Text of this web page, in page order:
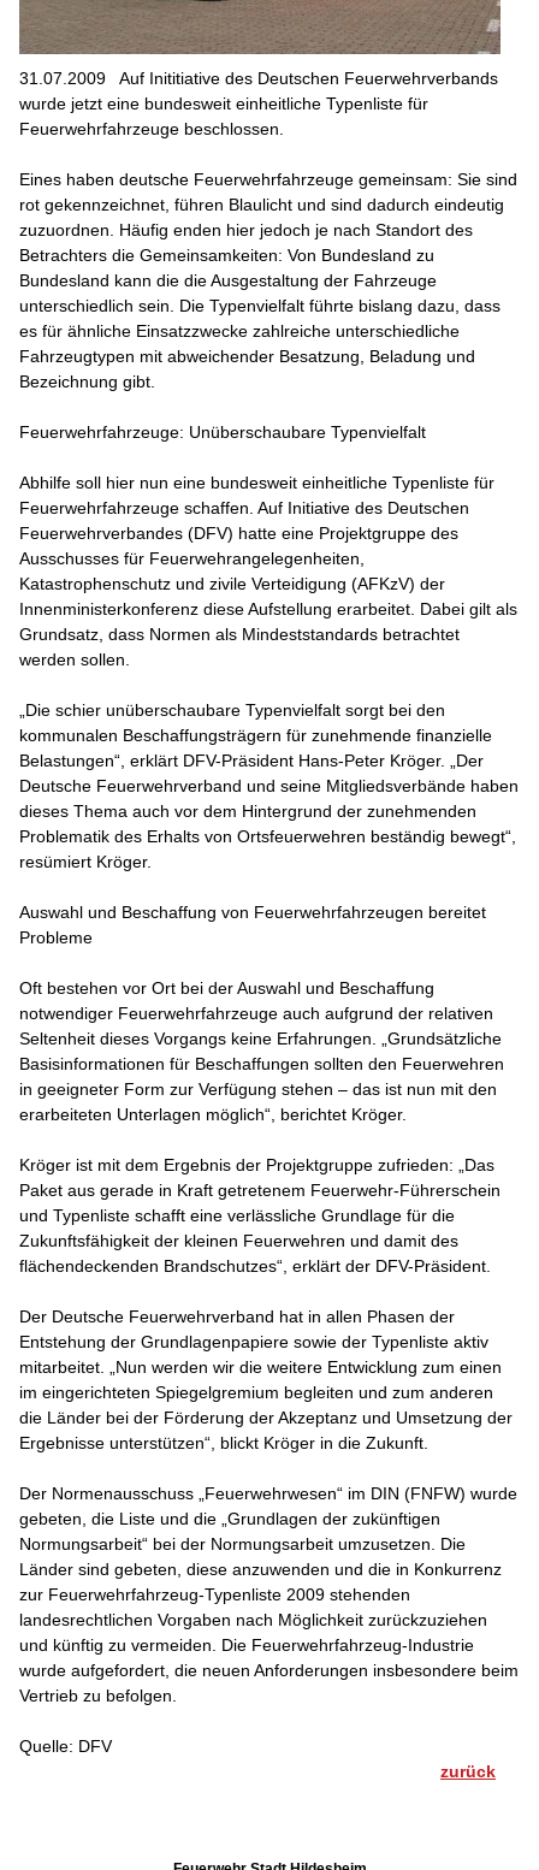
31.07.2009 Auf Inititiative des Deutschen Feuerwehrverbands
wurde jetzt eine bundesweit einheitliche Typenliste für
Feuerwehrfahrzeuge beschlossen.
Eines haben deutsche Feuerwehrfahrzeuge gemeinsam: Sie sind
rot gekennzeichnet, führen Blaulicht und sind dadurch eindeutig
zuzuordnen. Häufig enden hier jedoch je nach Standort des
Betrachters die Gemeinsamkeiten: Von Bundesland zu
Bundesland kann die die Ausgestaltung der Fahrzeuge
unterschiedlich sein. Die Typenvielfalt führte bislang dazu, dass
es für ähnliche Einsatzzwecke zahlreiche unterschiedliche
Fahrzeugtypen mit abweichender Besatzung, Beladung und
Bezeichnung gibt.
Feuerwehrfahrzeuge: Unüberschaubare Typenvielfalt
Abhilfe soll hier nun eine bundesweit einheitliche Typenliste für
Feuerwehrfahrzeuge schaffen. Auf Initiative des Deutschen
Feuerwehrverbandes (DFV) hatte eine Projektgruppe des
Ausschusses für Feuerwehrangelegenheiten,
Katastrophenschutz und zivile Verteidigung (AFKzV) der
Innenministerkonferenz diese Aufstellung erarbeitet. Dabei gilt als
Grundsatz, dass Normen als Mindeststandards betrachtet
werden sollen.
„Die schier unüberschaubare Typenvielfalt sorgt bei den
kommunalen Beschaffungsträgern für zunehmende finanzielle
Belastungen“, erklärt DFV-Präsident Hans-Peter Kröger. „Der
Deutsche Feuerwehrverband und seine Mitgliedsverbände haben
dieses Thema auch vor dem Hintergrund der zunehmenden
Problematik des Erhalts von Ortsfeuerwehren beständig bewegt“,
resümiert Kröger.
Auswahl und Beschaffung von Feuerwehrfahrzeugen bereitet
Probleme
Oft bestehen vor Ort bei der Auswahl und Beschaffung
notwendiger Feuerwehrfahrzeuge auch aufgrund der relativen
Seltenheit dieses Vorgangs keine Erfahrungen. „Grundsätzliche
Basisinformationen für Beschaffungen sollten den Feuerwehren
in geeigneter Form zur Verfügung stehen – das ist nun mit den
erarbeiteten Unterlagen möglich“, berichtet Kröger.
Kröger ist mit dem Ergebnis der Projektgruppe zufrieden: „Das
Paket aus gerade in Kraft getretenem Feuerwehr-Führerschein
und Typenliste schafft eine verlässliche Grundlage für die
Zukunftsfähigkeit der kleinen Feuerwehren und damit des
flächendeckenden Brandschutzes“, erklärt der DFV-Präsident.
Der Deutsche Feuerwehrverband hat in allen Phasen der
Entstehung der Grundlagenpapiere sowie der Typenliste aktiv
mitarbeitet. „Nun werden wir die weitere Entwicklung zum einen
im eingerichteten Spiegelgremium begleiten und zum anderen
die Länder bei der Förderung der Akzeptanz und Umsetzung der
Ergebnisse unterstützen“, blickt Kröger in die Zukunft.
Der Normenausschuss „Feuerwehrwesen“ im DIN (FNFW) wurde
gebeten, die Liste und die „Grundlagen der zukünftigen
Normungsarbeit“ bei der Normungsarbeit umzusetzen. Die
Länder sind gebeten, diese anzuwenden und die in Konkurrenz
zur Feuerwehrfahrzeug-Typenliste 2009 stehenden
landesrechtlichen Vorgaben nach Möglichkeit zurückzuziehen
und künftig zu vermeiden. Die Feuerwehrfahrzeug-Industrie
wurde aufgefordert, die neuen Anforderungen insbesondere beim
Vertrieb zu befolgen.
Quelle: DFV
zurück